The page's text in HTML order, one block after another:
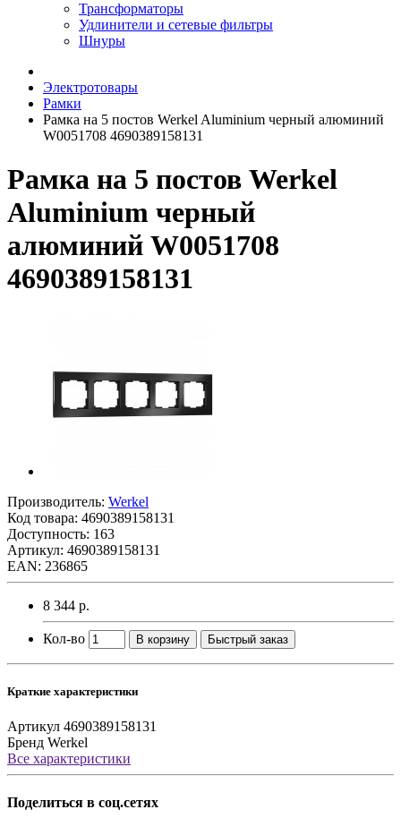
Трансформаторы
Удлинители и сетевые фильтры
Шнуры
Электротовары
Рамки
Рамка на 5 постов Werkel Aluminium черный алюминий
W0051708 4690389158131
Рамка на 5 постов Werkel
Aluminium черный
алюминий W0051708
4690389158131
Производитель: Werkel
Код товара: 4690389158131
Доступность: 163
Артикул: 4690389158131
EAN: 236865
8 344 р.
Кол-во В корзину Быстрый заказ
Краткие характеристики
Артикул 4690389158131
Бренд Werkel
Все характеристики
Поделиться в соц.сетях